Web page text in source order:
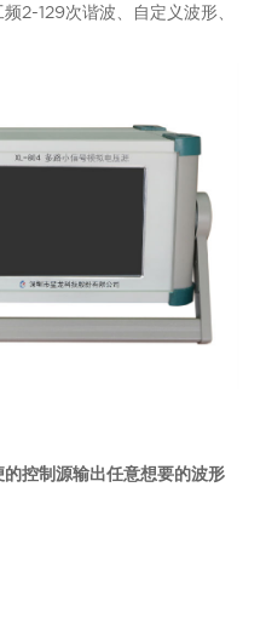
2-129次谐波、自定义波形、
控制源输出任意想要的波形